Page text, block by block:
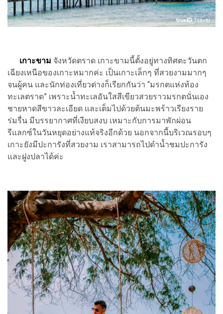
เกาะขาม จังหวัดตราด เกาะขามนี้ตั้งอยู่ทางทิศตะวันตก
เฉียงเหนือของเกาะหมากค่ะ เป็นเกาะเล็กๆ ที่สวยงามมากๆ
จนผู้คน และนักท่องเที่ยวต่างก็เรียกกันว่า “มรกตแห่งท้อง
ทะเลตราด” เพราะน้ำทะเลอันใสสีเขียวสวยราวมรกตนั่นเอง
ชายหาดสีขาวละเอียด และเต็มไปด้วยต้นมะพร้าวเรียงราย
ร่มรื่น มีบรรยากาศที่เงียบสงบ เหมาะกับการมาพักผ่อน
รีแลกซ์ในวันหยุดอย่างแท้จริงอีกด้วย นอกจากนี้บริเวณรอบๆ
เกาะยังมีปะการังที่สวยงาม เราสามารถไปดำน้ำชมปะการัง
และฝูงปลาได้ค่ะ